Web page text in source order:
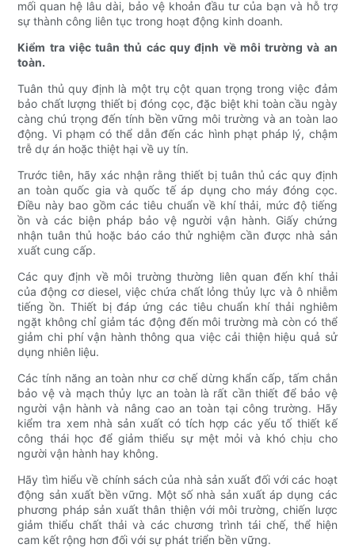
mối quan hệ lâu dài, bảo vệ khoản đầu tư của bạn và hỗ trợ
sự thành công liên tục trong hoạt động kinh doanh.
Kiểm tra việc tuân thủ các quy định về môi trường và an
toàn.
Tuân thủ quy định là một trụ cột quan trọng trong việc đảm
bảo chất lượng thiết bị đóng cọc, đặc biệt khi toàn cầu ngày
càng chú trọng đến tính bền vững môi trường và an toàn lao
động. Vi phạm có thể dẫn đến các hình phạt pháp lý, chậm
trễ dự án hoặc thiệt hại về uy tín.
Trước tiên, hãy xác nhận rằng thiết bị tuân thủ các quy định
an toàn quốc gia và quốc tế áp dụng cho máy đóng cọc.
Điều này bao gồm các tiêu chuẩn về khí thải, mức độ tiếng
ồn và các biện pháp bảo vệ người vận hành. Giấy chứng
nhận tuân thủ hoặc báo cáo thử nghiệm cần được nhà sản
xuất cung cấp.
Các quy định về môi trường thường liên quan đến khí thải
của động cơ diesel, việc chứa chất lỏng thủy lực và ô nhiễm
tiếng ồn. Thiết bị đáp ứng các tiêu chuẩn khí thải nghiêm
ngặt không chỉ giảm tác động đến môi trường mà còn có thể
giảm chi phí vận hành thông qua việc cải thiện hiệu quả sử
dụng nhiên liệu.
Các tính năng an toàn như cơ chế dừng khẩn cấp, tấm chắn
bảo vệ và mạch thủy lực an toàn là rất cần thiết để bảo vệ
người vận hành và nâng cao an toàn tại công trường. Hãy
kiểm tra xem nhà sản xuất có tích hợp các yếu tố thiết kế
công thái học để giảm thiểu sự mệt mỏi và khó chịu cho
người vận hành hay không.
Hãy tìm hiểu về chính sách của nhà sản xuất đối với các hoạt
động sản xuất bền vững. Một số nhà sản xuất áp dụng các
phương pháp sản xuất thân thiện với môi trường, chiến lược
giảm thiểu chất thải và các chương trình tái chế, thể hiện
cam kết rộng hơn đối với sự phát triển bền vững.